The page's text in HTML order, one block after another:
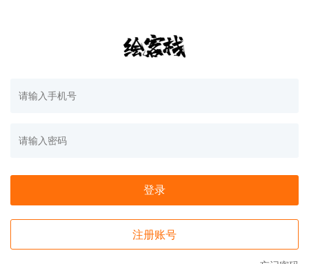
登录
注册账号